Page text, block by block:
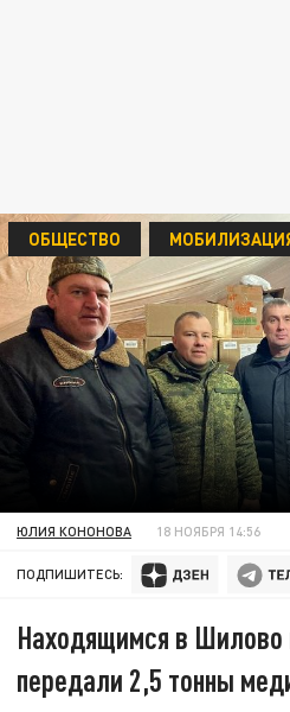
ОБЩЕСТВО
ЮЛИЯ КОНОНОВА 18 НОЯБРЯ 14:56
ПОДПИШИТЕСЬ:
Находящимся в
передали 2,5 тонны